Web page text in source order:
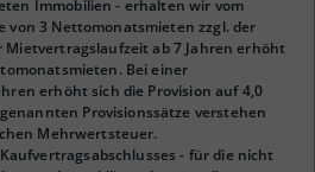
Immobilien - erhalten wir vom
von 3 Nettomonatsmieten zzgl. der
Mietvertragslaufzeit ab 7 Jahren erhöht
Bei einer
erhöht sich die Provision auf 4,0
Provisionssätze verstehen
Mehrwertsteuer.
- für die nicht